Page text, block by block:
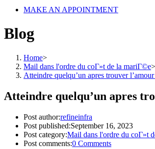
MAKE AN APPOINTMENT
Blog
Home>
Mail dans l'ordre du coГ»t de la mariГ©e>
Atteindre quelqu’un apres trouver
Atteindre quelqu’un apres
Post author:refineinfra
Post published:September 16, 2023
Post category:Mail dans l'ordre du coГ»t
Post comments:0 Comments